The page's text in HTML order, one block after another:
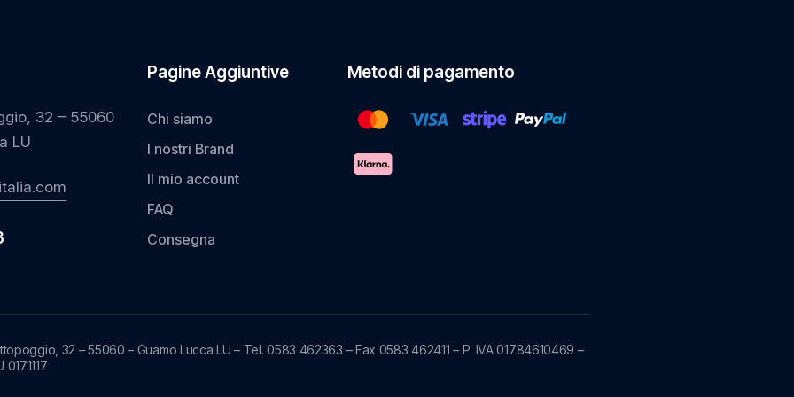
32 – 55060
LU
Pagine Aggiuntive
Chi siamo
I nostri Brand
Il mio account
FAQ
Consegna
Metodi di pagamento
32 – 55060 – Guamo Lucca LU – Tel. 0583 462363 – Fax 0583 462411 – P. IVA 01784610469 –
0171117